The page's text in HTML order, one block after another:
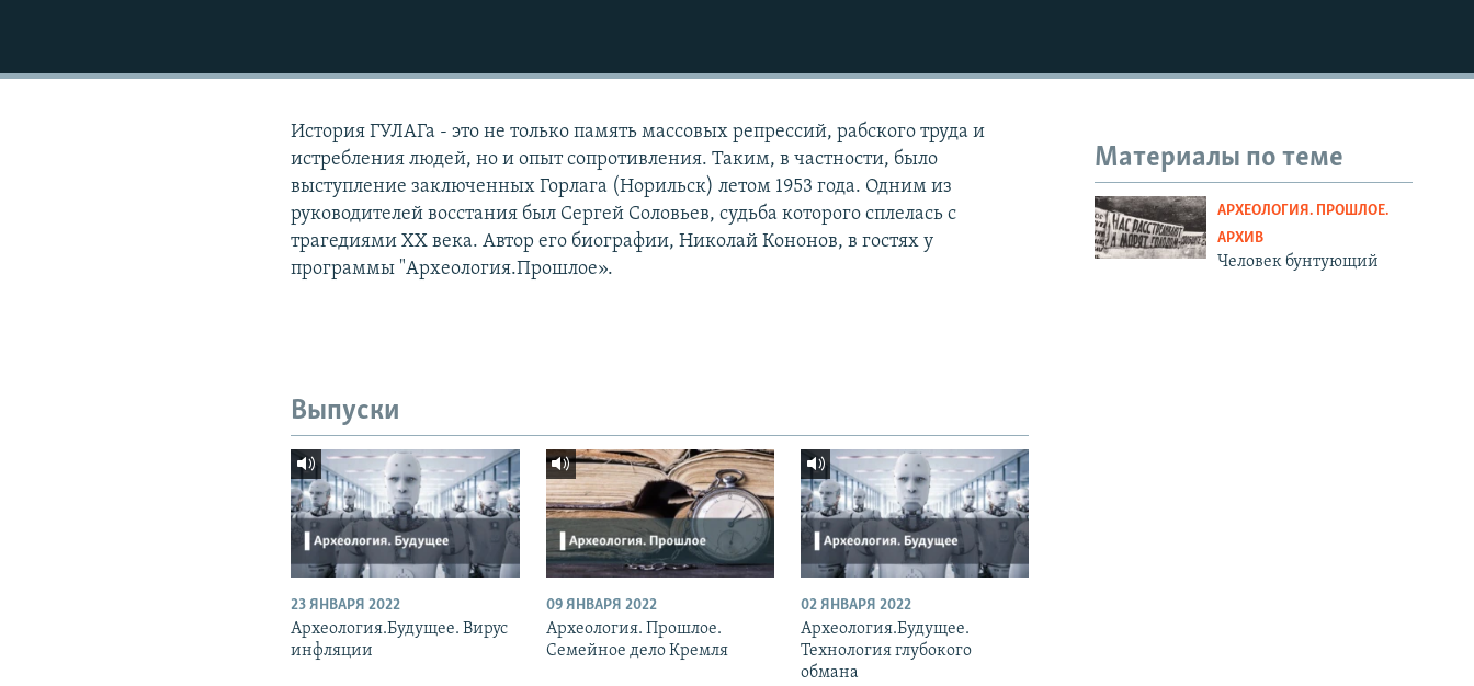
История ГУЛАГа - это не только память массовых репрессий, рабского труда и
истребления людей, но и опыт сопротивления. Таким, в частности, было
выступление заключенных Горлага (Норильск) летом 1953 года. Одним из
руководителей восстания был Сергей Соловьев, судьба которого сплелась с
трагедиями ХХ века. Автор его биографии, Николай Кононов, в гостях у
программы "Археология.Прошлое».
Материалы по теме
АРХЕОЛОГИЯ. ПРОШЛОЕ.
АРХИВ
Человек бунтующий
Выпуски
23 ЯНВАРЯ 2022
Археология.Будущее. Вирус
инфляции
09 ЯНВАРЯ 2022
Археология. Прошлое.
Семейное дело Кремля
02 ЯНВАРЯ 2022
Археология.Будущее.
Технология глубокого
обмана